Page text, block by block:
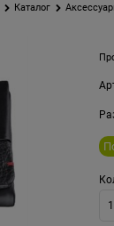
Каталог